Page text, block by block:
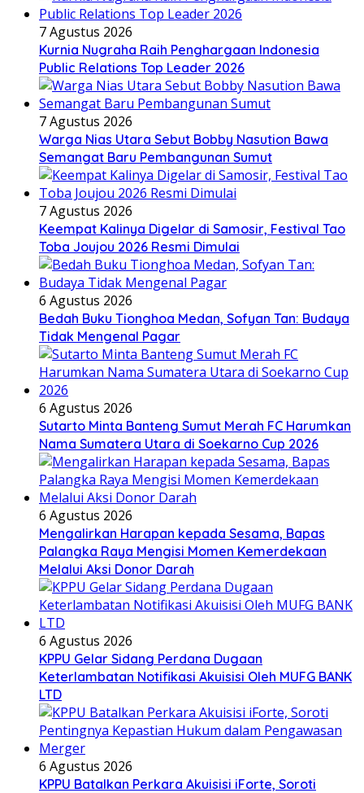
7 Agustus 2026
Kurnia Nugraha Raih Penghargaan Indonesia
Public Relations Top Leader 2026
7 Agustus 2026
Warga Nias Utara Sebut Bobby Nasution Bawa
Semangat Baru Pembangunan Sumut
7 Agustus 2026
Keempat Kalinya Digelar di Samosir, Festival Tao
Toba Joujou 2026 Resmi Dimulai
6 Agustus 2026
Bedah Buku Tionghoa Medan, Sofyan Tan: Budaya
Tidak Mengenal Pagar
6 Agustus 2026
Sutarto Minta Banteng Sumut Merah FC Harumkan
Nama Sumatera Utara di Soekarno Cup 2026
6 Agustus 2026
Mengalirkan Harapan kepada Sesama, Bapas
Palangka Raya Mengisi Momen Kemerdekaan
Melalui Aksi Donor Darah
6 Agustus 2026
KPPU Gelar Sidang Perdana Dugaan
Keterlambatan Notifikasi Akuisisi Oleh MUFG BANK
LTD
6 Agustus 2026
KPPU Batalkan Perkara Akuisisi iForte, Soroti